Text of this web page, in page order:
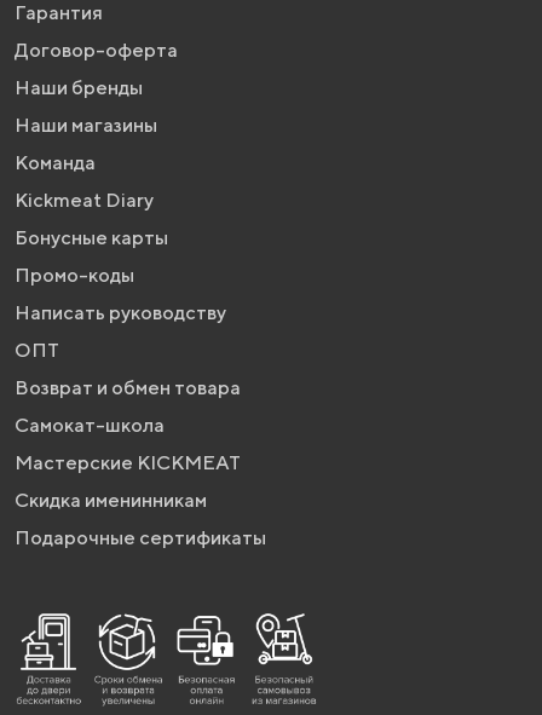
Гарантия
Договор-оферта
Наши бренды
Наши магазины
Команда
Kickmeat Diary
Бонусные карты
Промо-коды
Написать руководству
ОПТ
Возврат и обмен товара
Самокат-школа
Мастерские KICKMEAT
Скидка именинникам
Подарочные сертификаты